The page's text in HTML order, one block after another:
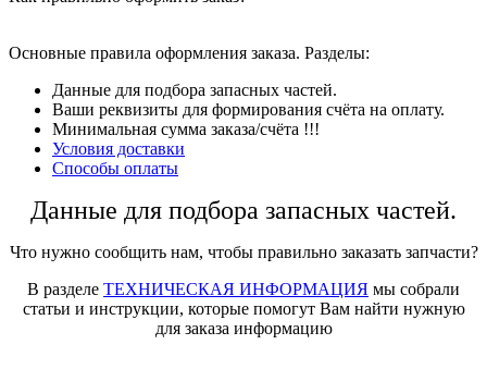
Основные правила оформления заказа. Разделы:
Данные для подбора запасных частей.
Ваши реквизиты для формирования счёта на оплату.
Минимальная сумма заказа/счёта !!!
Условия доставки
Способы оплаты
Данные для подбора запасных частей.
Что нужно сообщить нам, чтобы правильно заказать запчасти?
В разделе ТЕХНИЧЕСКАЯ ИНФОРМАЦИЯ мы собрали
статьи и инструкции, которые помогут Вам найти нужную
для заказа информацию